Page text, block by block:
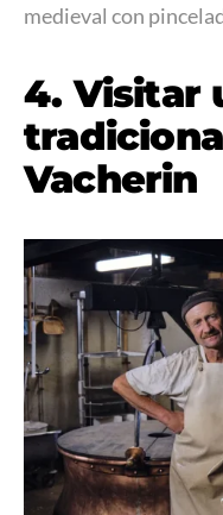
medieval con
4. Visitar
Vacherin